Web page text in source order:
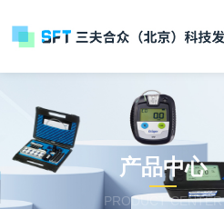
产品中心
PRODUCT CENTER